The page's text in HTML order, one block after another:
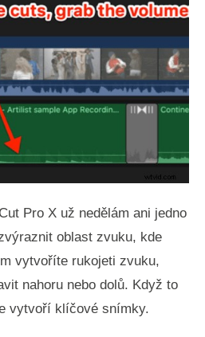
Pro X už nedělám ani jedno
oblast zvuku, kde
vytvoříte rukojeti zvuku,
nahoru nebo dolů. Když to
vytvoří klíčové snímky.